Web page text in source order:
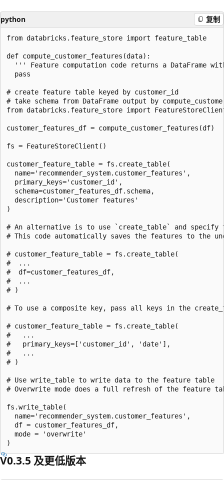
python 复制
from databricks.feature_store import feature_table
def compute_customer_features(data):
''' Feature computation code returns a DataFrame
  pass
# create feature table keyed by customer_id
# take schema from DataFrame output by
from databricks.feature_store import
customer_features_df = compute_customer_features(df)
fs = FeatureStoreClient()
customer_feature_table = fs.create_table(
  name='recommender_system.customer_features',
  primary_keys='customer_id',
  schema=customer_features_df.schema,
  description='Customer features'
)
# An alternative is to use `create_table` and specify
# This code automatically saves the features to the
# customer_feature_table = fs.create_table(
#  ...
#  df=customer_features_df,
#  ...
# )
# To use a composite key, pass all keys in the
# customer_feature_table = fs.create_table(
#   ...
#   primary_keys=['customer_id', 'date'],
#   ...
# )
# Use write_table to write data to the feature table
# Overwrite mode does a full refresh of the feature
fs.write_table(
  name='recommender_system.customer_features',
  df = customer_features_df,
  mode = 'overwrite'
V0.3.5 及更低版本